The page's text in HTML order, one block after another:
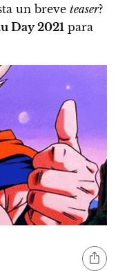
un breve teaser?
Day 2021 para